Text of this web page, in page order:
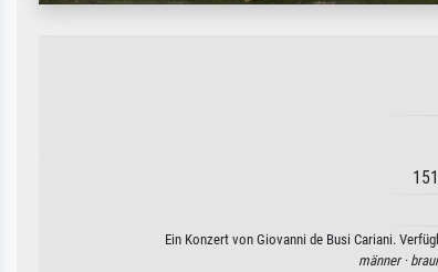
Ein Konzert von Giovanni de Busi Cariani.
männer ·